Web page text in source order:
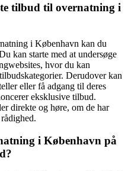
tilbud til overnatning i
i København kan du
kan starte med at undersøge
hvor du kan
Derudover kan
eller få adgang til deres
eksklusive tilbud.
direkte og høre, om de har
i København på